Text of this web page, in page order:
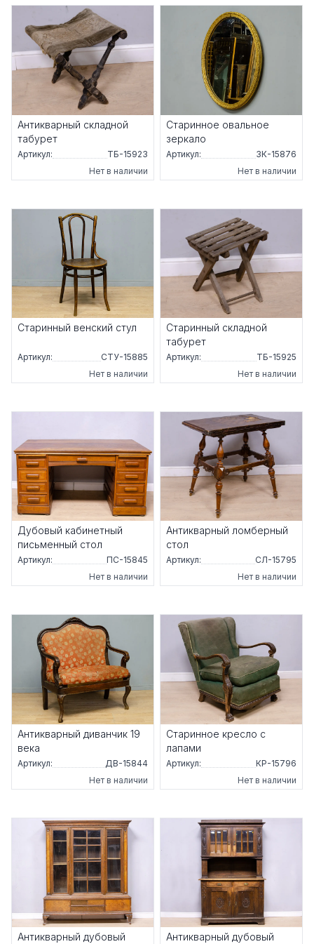
Антикварный складной
табурет
Артикул:
ТБ-15923
Нет в наличии
Старинное овальное
зеркало
Артикул:
ЗК-15876
Нет в наличии
Старинный венский стул
Артикул:
СТУ-15885
Нет в наличии
Старинный складной
табурет
Артикул:
ТБ-15925
Нет в наличии
Дубовый кабинетный
письменный стол
Артикул:
ПС-15845
Нет в наличии
Антикварный ломберный
стол
Артикул:
СЛ-15795
Нет в наличии
Антикварный диванчик 19
века
Артикул:
ДВ-15844
Нет в наличии
Старинное кресло с
лапами
Артикул:
КР-15796
Нет в наличии
Антикварный дубовый
Антикварный дубовый